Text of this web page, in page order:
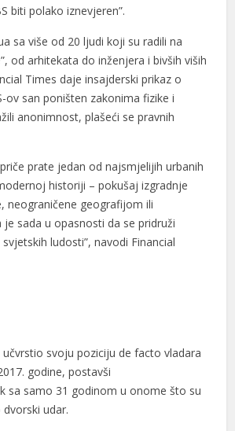
biti polako iznevjeren”.
sa više od 20 ljudi koji su radili na
od arhitekata do inženjera i bivših viših
Times daje insajderski prikaz o
ov san poništen zakonima fizike i
anonimnost, plašeći se pravnih
prate jedan od najsmjelijih urbanih
historiji – pokušaj izgradnje
neograničene geografijom ili
sada u opasnosti da se pridruži
ludosti”, navodi Financial
svoju poziciju de facto vladara
godine, postavši
sa samo 31 godinom u onome što su
udar.